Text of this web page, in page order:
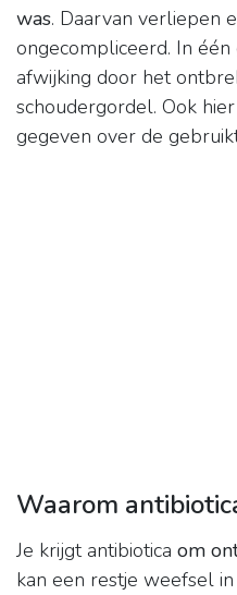
was. Daarvan verliepen
ongecompliceerd. In
afwijking door het
schoudergordel. Ook
gegeven over de
Waarom
Je krijgt antibiotica om
kan een restje weefsel